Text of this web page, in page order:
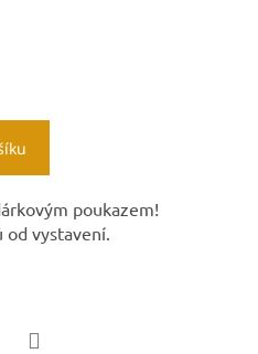
poukazem!
od vystavení.